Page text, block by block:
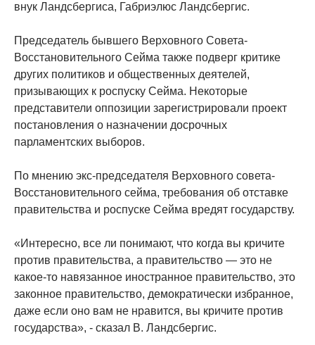
внук Ландсбергиса, Габриэлюс Ландсбергис.
Председатель бывшего Верховного Совета-
Восстановительного Сейма также подверг критике
других политиков и общественных деятелей,
призывающих к роспуску Сейма. Некоторые
представители оппозиции зарегистрировали проект
постановления о назначении досрочных
парламентских выборов.
По мнению экс-председателя Верховного совета-
Восстановительного сейма, требования об отставке
правительства и роспуске Сейма вредят государству.
«Интересно, все ли понимают, что когда вы кричите
против правительства, а правительство — это не
какое-то навязанное иностранное правительство, это
законное правительство, демократически избранное,
даже если оно вам не нравится, вы кричите против
государства», - сказал В. Ландсбергис.